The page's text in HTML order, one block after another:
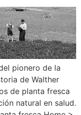
pionero de la
de Walther
de planta fresca
natural en salud.